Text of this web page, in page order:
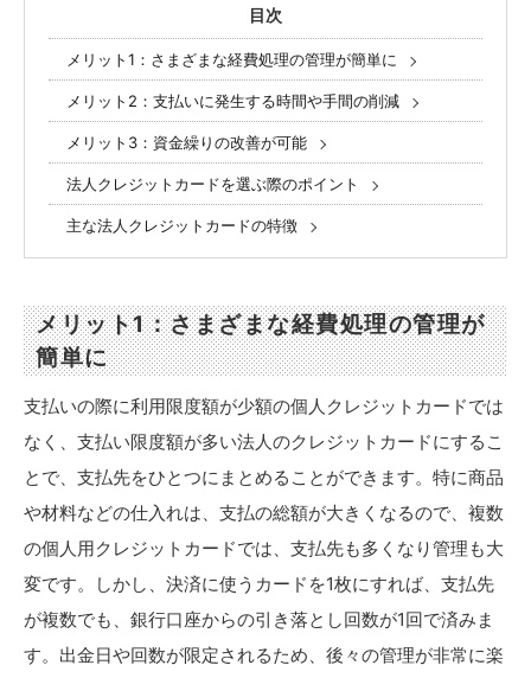
目次
メリット1：さまざまな経費処理の管理が簡単に
メリット2：支払いに発生する時間や手間の削減
メリット3：資金繰りの改善が可能
法人クレジットカードを選ぶ際のポイント
主な法人クレジットカードの特徴
メリット1：さまざまな経費処理の管理が
簡単に
支払いの際に利用限度額が少額の個人クレジットカードでは
なく、支払い限度額が多い法人のクレジットカードにするこ
とで、支払先をひとつにまとめることができます。特に商品
や材料などの仕入れは、支払の総額が大きくなるので、複数
の個人用クレジットカードでは、支払先も多くなり管理も大
変です。しかし、決済に使うカードを1枚にすれば、支払先
が複数でも、銀行口座からの引き落とし回数が1回で済みま
す。出金日や回数が限定されるため、後々の管理が非常に楽